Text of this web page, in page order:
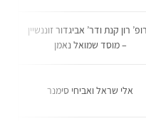
רון קנת ודר’ אביגדור זוננשיין
– מוסד שמואל נאמן
אלי שראל ואביחי סימנר